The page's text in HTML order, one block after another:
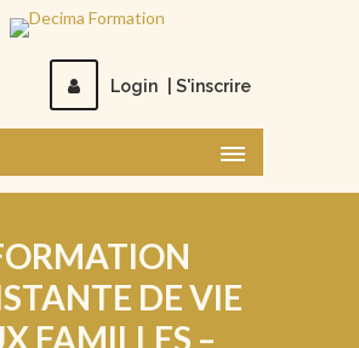
Login S'inscrire
DE VIE
FAMILLES –